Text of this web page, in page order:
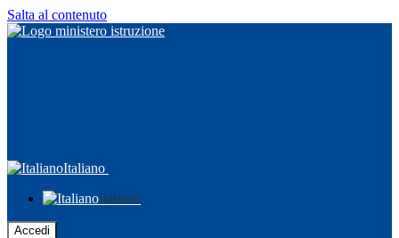
Salta al contenuto
Italiano
Italiano
Accedi